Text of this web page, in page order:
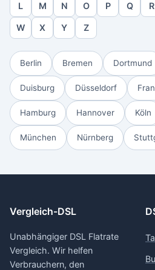
L M N O P Q R
W X Y Z
Berlin Bremen Dortmund
Duisburg Düsseldorf
Hamburg Hannover Köln
München Nürnberg
Vergleich-DSL
Unabhängiger DSL Flatrate
Vergleich. Wir helfen
Verbrauchern, den